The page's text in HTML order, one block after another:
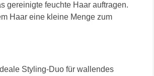
gereinigte feuchte Haar auftragen.
Haar eine kleine Menge zum
Styling-Duo für wallendes